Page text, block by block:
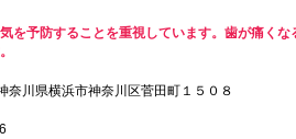
を予防することを重視しています。歯が痛く
奈川県横浜市神奈川区菅田町１５０８